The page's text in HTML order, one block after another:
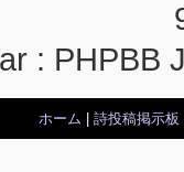
: PHPBB
ホーム 詩投稿掲示板